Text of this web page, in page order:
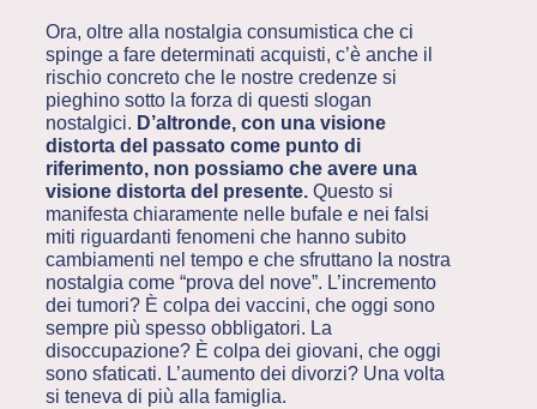
Ora, oltre alla nostalgia consumistica che ci
spinge a fare determinati acquisti, c’è anche il
rischio concreto che le nostre credenze si
pieghino sotto la forza di questi slogan
nostalgici. D’altronde, con una visione
distorta del passato come punto di
riferimento, non possiamo che avere una
visione distorta del presente.Questo si
manifesta chiaramente nelle bufale e nei falsi
miti riguardanti fenomeni che hanno subito
cambiamenti nel tempo e che sfruttano la nostra
nostalgia come “prova del nove”. L’incremento
dei tumori? È colpa dei vaccini, che oggi sono
sempre più spesso obbligatori. La
disoccupazione? È colpa dei giovani, che oggi
sono sfaticati. L’aumento dei divorzi? Una volta
si teneva di più alla famiglia.